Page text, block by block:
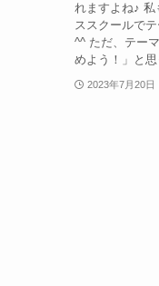
れますよね♪ 私
ススクールで
^^ ただ、テー
めよう！」と
2023年7月20日